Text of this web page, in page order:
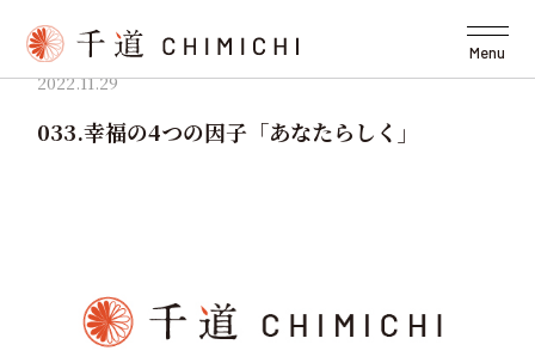
Menu
2022.11.29
033.幸福の4つの因子「あなたらしく」